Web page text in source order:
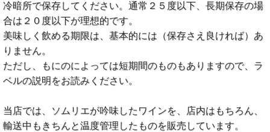
冷暗所で保存してください。通常２５度以下、長期保存の場
合は２０度以下が理想的です。
美味しく飲める期限は、基本的には（保存さえ良ければ）あ
りません。
ただし、もにのによっては短期間のものもありますので、ラ
ベルの説明をお読みください。
当店では、ソムリエが吟味したワインを、店内はもちろん、
輸送中もきちんと温度管理したものを販売しています。